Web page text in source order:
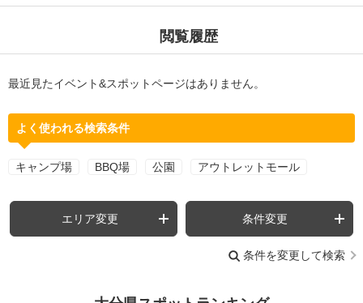
閲覧履歴
最近見たイベント&スポットページはありません。
よく使われる検索条件
キャンプ場 BBQ場 公園 アウトレットモール
エリア変更 条件変更
条件を変更して検索